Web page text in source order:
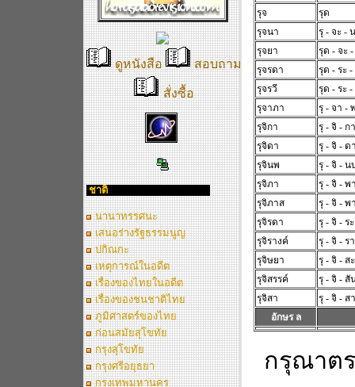
ดูหนังสือ สอบถาม
สั่งซื้อ
ชาติ
นานาทรรศนะ
เสนอร่างรัฐธรรมนูญ
ปกิณกะ
เหตุการณ์ในอดีต
เรื่องของไทยในอดีต
เรื่องของชนชาติไทย
ภูมิศาสตร์ของไทย
ก่อนสมัยสุโขทัย
กรุงสุโขทัย
กรุงศรีอยุธยา
กรุงเทพมหานคร
รุจ
รุด
รุจนา
รุ - จะ -
รุจยา
รุด - จะ
รุจรดา
รุด - ระ
รุจรวี
รุด - ระ -
รุจาภา
รุ - จา -
รุจิกา
รุ - จิ - กา
รุจิดา
รุ - จิ - ด
รุจินพ
รุ - จิ - น
รุจิภา
รุ - จิ - พ
รุจิภาส
รุ - จิ - พ
รุจิรดา
รุ - จิ - ร
รุจิรางค์
รุ - จิ - ร
รุจิษยา
รุ - จิ - ส
รุจิสรรค์
รุ - จิ - สั
รุจิสา
รุ - จิ - สา
อักษร ล
กรุณาต